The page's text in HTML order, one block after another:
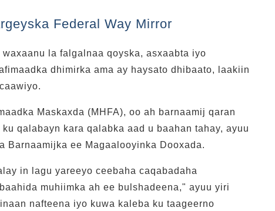
Federal Way Mirror
la falgalnaa qoyska, asxaabta iyo
dhimirka ama ay haysato dhibaato, laakiin
Maskaxda (MHFA), oo ah barnaamij qaran
qalabayn kara qalabka aad u baahan tahay, ayuu
Barnaamijka ee Magaalooyinka Dooxada.
in lagu yareeyo ceebaha caqabadaha
muhiimka ah ee bulshadeena," ayuu yiri
nafteena iyo kuwa kaleba ku taageerno